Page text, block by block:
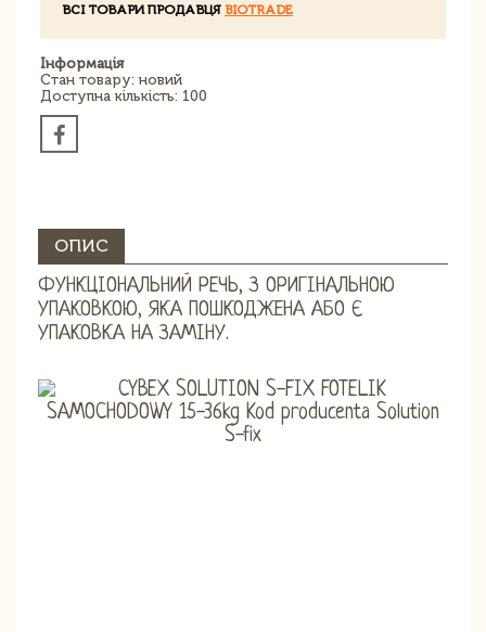
ВСІ ТОВАРИ ПРОДАВЦЯ BIOTRADE
Інформація
Стан товару: новий
Доступна кількість: 100
ОПИС
ФУНКЦІОНАЛЬНИЙ РЕЧЬ, З ОРИГІНАЛЬНОЮ
УПАКОВКОЮ, ЯКА ПОШКОДЖЕНА АБО Є
УПАКОВКА НА ЗАМІНУ.